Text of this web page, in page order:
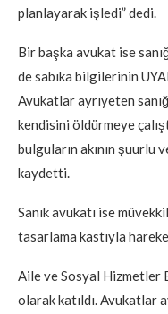
planlayarak işledi” dedi.
Bir başka avukat ise
de sabıka bilgilerinin
Avukatlar ayrıyeten
kendisini öldürmeye
bulguların akının şuurlu
kaydetti.
Sanık avukatı ise
tasarlama kastıyla
Aile ve Sosyal Hizmetler
olarak katıldı. Avukatlar